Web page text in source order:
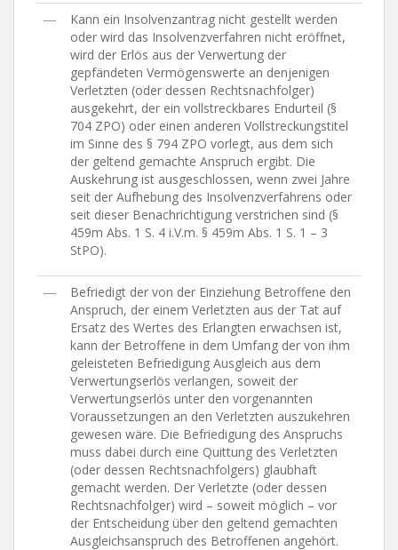
―
Kann ein Insolvenzantrag nicht gestellt werden
oder wird das Insolvenzverfahren nicht eröffnet,
wird der Erlös aus der Verwertung der
gepfändeten Vermögenswerte an denjenigen
Verletzten (oder dessen Rechtsnachfolger)
ausgekehrt, der ein vollstreckbares Endurteil (§
704 ZPO) oder einen anderen Vollstreckungstitel
im Sinne des § 794 ZPO vorlegt, aus dem sich
der geltend gemachte Anspruch ergibt. Die
Auskehrung ist ausgeschlossen, wenn zwei Jahre
seit der Aufhebung des Insolvenzverfahrens oder
seit dieser Benachrichtigung verstrichen sind (§
459m Abs. 1 S. 4 i.V.m. § 459m Abs. 1 S. 1 – 3
StPO).
―
Befriedigt der von der Einziehung Betroffene den
Anspruch, der einem Verletzten aus der Tat auf
Ersatz des Wertes des Erlangten erwachsen ist,
kann der Betroffene in dem Umfang der von ihm
geleisteten Befriedigung Ausgleich aus dem
Verwertungserlös verlangen, soweit der
Verwertungserlös unter den vorgenannten
Voraussetzungen an den Verletzten auszukehren
gewesen wäre. Die Befriedigung des Anspruchs
muss dabei durch eine Quittung des Verletzten
(oder dessen Rechtsnachfolgers) glaubhaft
gemacht werden. Der Verletzte (oder dessen
Rechtsnachfolger) wird – soweit möglich – vor
der Entscheidung über den geltend gemachten
Ausgleichsanspruch des Betroffenen angehört.